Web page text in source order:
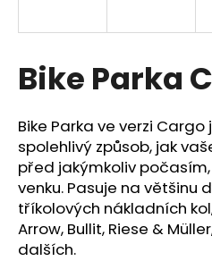
Bike Parka
Bike Parka ve verzi
spolehlivý způsob, jak
před jakýmkoliv
venku. Pasuje na většinu
tříkolových nákladních
Arrow, Bullit, Riese &
dalších.
í
t
?
HLEDAT